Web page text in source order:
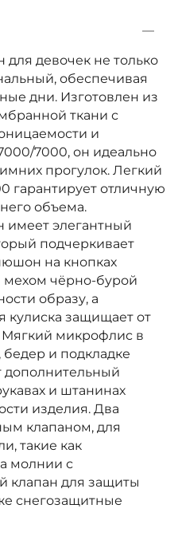
девочек не только
обеспечивая
дни. Изготовлен из
ткани с
и
7000, он идеально
прогулок. Легкий
гарантирует отличную
объема.
элегантный
подчеркивает
на кнопках
чёрно-бурой
образу, а
кулиска защищает от
микрофлис в
и подкладке
дополнительный
и штанинах
изделия. Два
клапаном, для
такие как
молнии с
клапан для защиты
снегозащитные